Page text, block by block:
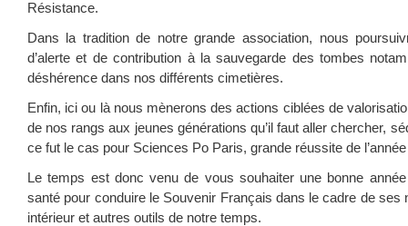
Résistance.
Dans la tradition de notre grande association, nous
d’alerte et de contribution à la sauvegarde des tombes
déshérence dans nos différents cimetières.
Enfin, ici ou là nous mènerons des actions ciblées de
de nos rangs aux jeunes générations qu’il faut aller chercher,
ce fut le cas pour Sciences Po Paris, grande réussite de
Le temps est donc venu de vous souhaiter une bonne
santé pour conduire le Souvenir Français dans le cadre de ses
intérieur et autres outils de notre temps.